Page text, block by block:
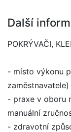
Další
POKRÝVAČI,
- místo výkonu
zaměstnavatele)
- praxe v oboru
manuální
- zdravotní